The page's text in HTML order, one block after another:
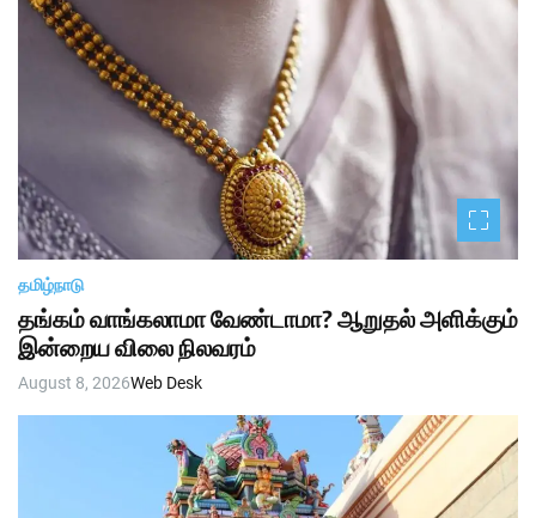
தமிழ்நாடு
தங்கம் வாங்கலாமா வேண்டாமா? ஆறுதல் அளிக்கும்
இன்றைய விலை நிலவரம்
August 8, 2026Web Desk